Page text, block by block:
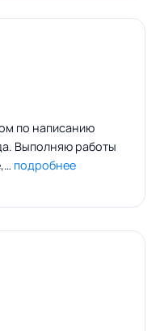
по написанию
Выполняю работы
подробнее